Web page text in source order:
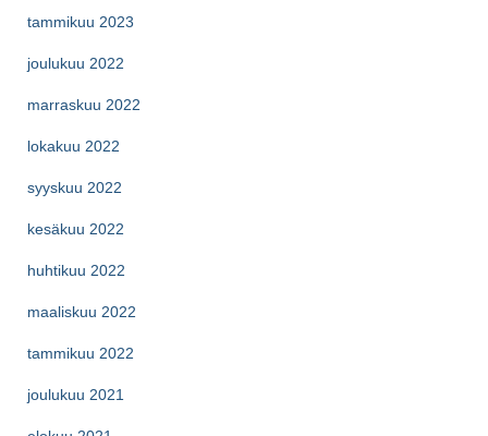
tammikuu 2023
joulukuu 2022
marraskuu 2022
lokakuu 2022
syyskuu 2022
kesäkuu 2022
huhtikuu 2022
maaliskuu 2022
tammikuu 2022
joulukuu 2021